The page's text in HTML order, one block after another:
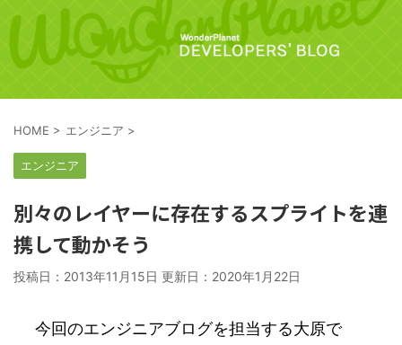
HOME > エンジニア >
エンジニア
別々のレイヤーに存在するスプライトを連
携して動かそう
投稿日：2013年11月15日 更新日： 2020年1月22日
今回のエンジニアブログを担当する大原で